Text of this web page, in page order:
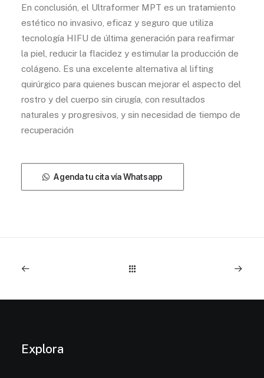
En conclusión, el Ultraformer MPT es un tratamiento
estético no invasivo, eficaz y seguro que utiliza
tecnología HIFU de última generación para reafirmar
la piel, reducir la flacidez y estimular la producción de
colágeno. Es una excelente alternativa al lifting
quirúrgico para quienes buscan mejorar el aspecto del
rostro y del cuerpo sin cirugía, con resultados
naturales y progresivos, y sin necesidad de tiempo de
recuperación
Agenda tu cita vía Whatsapp
Explora